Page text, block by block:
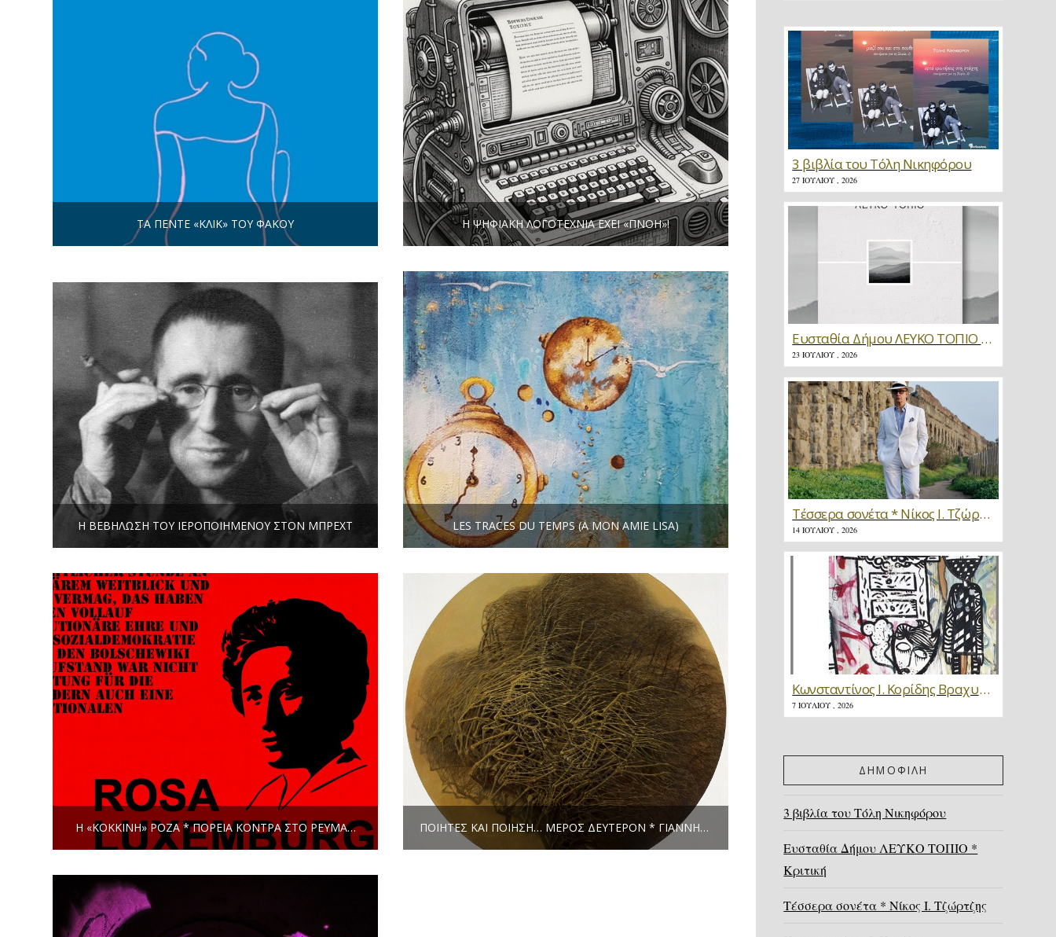
ΤΑ ΠΈΝΤΕ «ΚΛΙΚ» ΤΟΥ ΦΑΚΟΎ Η ΨΗΦΙΑΚΉ ΛΟΓΟΤΕΧΝΊΑ ΈΧΕΙ «ΠΝΟΉ»!
Η ΒΕΒΉΛΩΣΗ ΤΟΥ ΙΕΡΟΠΟΙΗΜΈΝΟΥ ΣΤΟΝ ΜΠΡΕΧΤ LES TRACES DU TEMPS (À MON AMIE LISA)
Η «ΚΌΚΚΙΝΗ» ΡΌΖΑ * ΠΟΡΕΊΑ ΚΌΝΤΡΑ ΣΤΟ ΡΕΎΜΑ… ΠΟΙΗΤΕΣ ΚΑΙ ΠΟΙΗΣΗ… ΜΈΡΟΣ ΔΕΎΤΕΡΟΝ * ΓΙΆΝΝΗΣ ΠΑΝΟΎΣΗΣ
3 βιβλία του Τόλη Νικηφόρου
27 ΙΟΥΛΊΟΥ , 2026
Ευσταθία Δήμου ΛΕΥΚΟ ΤΟΠΙΟ * Κριτική
23 ΙΟΥΛΊΟΥ , 2026
Τέσσερα σονέτα * Νίκος Ι. Τζώρτζης
14 ΙΟΥΛΊΟΥ , 2026
Κωνσταντίνος Ι. Κορίδης Βραχυγραφίες * Κριτική
7 ΙΟΥΛΊΟΥ , 2026
ΔΗΜΟΦΙΛΗ
3 βιβλία του Τόλη Νικηφόρου
Ευσταθία Δήμου ΛΕΥΚΟ ΤΟΠΙΟ *
Κριτική
Τέσσερα σονέτα * Νίκος Ι. Τζώρτζης